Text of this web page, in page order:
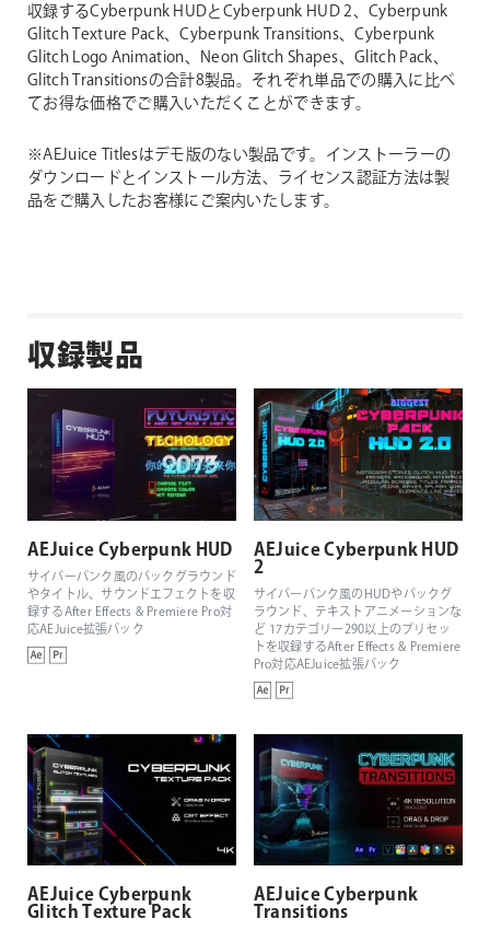
収録するCyberpunk HUDとCyberpunk HUD 2、Cyberpunk
Glitch Texture Pack、Cyberpunk Transitions、Cyberpunk
Glitch Logo Animation、Neon Glitch Shapes、Glitch Pack、
Glitch Transitionsの合計8製品。それぞれ単品での購入に比べ
てお得な価格でご購入いただくことができます。
※AEJuice Titlesはデモ版のない製品です。インストーラーの
ダウンロードとインストール方法、ライセンス認証方法は製
品をご購入したお客様にご案内いたします。
収録製品
AEJuice Cyberpunk HUD
サイバーパンク風のバックグラウンド
やタイトル、サウンドエフェクトを収
録するAfter Effects & Premiere Pro対
応AEJuice拡張パック
AEJuice Cyberpunk HUD
2
サイバーパンク風のHUDやバックグ
ラウンド、テキストアニメーションな
ど 17カテゴリー290以上のプリセッ
トを収録するAfter Effects & Premiere
Pro対応AEJuice拡張パック
AEJuice Cyberpunk
Glitch Texture Pack
AEJuice Cyberpunk
Transitions